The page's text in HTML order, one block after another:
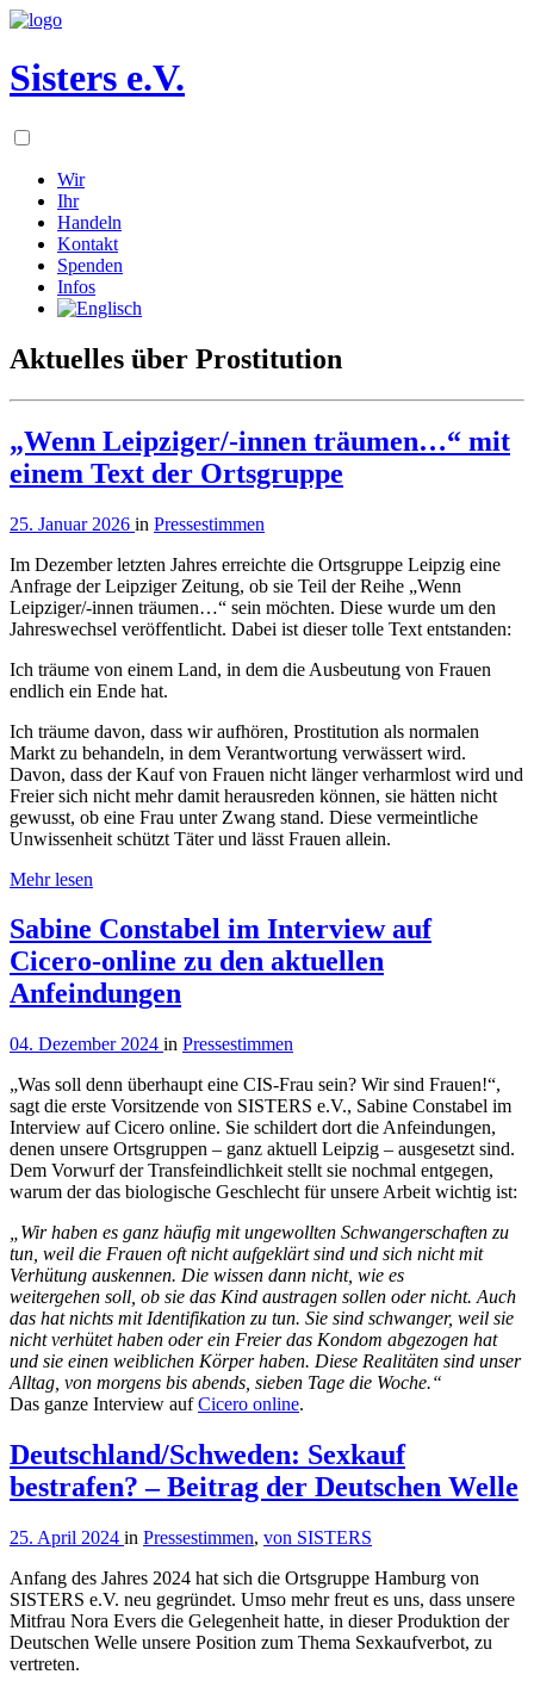
Sisters e.V.
Wir
Ihr
Handeln
Kontakt
Spenden
Infos
Aktuelles über Prostitution
„Wenn Leipziger/-innen träumen…“ mit
einem Text der Ortsgruppe
25. Januar 2026 in Pressestimmen
Im Dezember letzten Jahres erreichte die Ortsgruppe Leipzig eine
Anfrage der Leipziger Zeitung, ob sie Teil der Reihe „Wenn
Leipziger/-innen träumen…“ sein möchten. Diese wurde um den
Jahreswechsel veröffentlicht. Dabei ist dieser tolle Text entstanden:
Ich träume von einem Land, in dem die Ausbeutung von Frauen
endlich ein Ende hat.
Ich träume davon, dass wir aufhören, Prostitution als normalen
Markt zu behandeln, in dem Verantwortung verwässert wird.
Davon, dass der Kauf von Frauen nicht länger verharmlost wird und
Freier sich nicht mehr damit herausreden können, sie hätten nicht
gewusst, ob eine Frau unter Zwang stand. Diese vermeintliche
Unwissenheit schützt Täter und lässt Frauen allein.
Mehr lesen
Sabine Constabel im Interview auf
Cicero-online zu den aktuellen
Anfeindungen
04. Dezember 2024 in Pressestimmen
„Was soll denn überhaupt eine CIS-Frau sein? Wir sind Frauen!“,
sagt die erste Vorsitzende von SISTERS e.V., Sabine Constabel im
Interview auf Cicero online. Sie schildert dort die Anfeindungen,
denen unsere Ortsgruppen – ganz aktuell Leipzig – ausgesetzt sind.
Dem Vorwurf der Transfeindlichkeit stellt sie nochmal entgegen,
warum der das biologische Geschlecht für unsere Arbeit wichtig ist:
„Wir haben es ganz häufig mit ungewollten Schwangerschaften zu
tun, weil die Frauen oft nicht aufgeklärt sind und sich nicht mit
Verhütung auskennen. Die wissen dann nicht, wie es
weitergehen soll, ob sie das Kind austragen sollen oder nicht. Auch
das hat nichts mit Identifikation zu tun. Sie sind schwanger, weil sie
nicht verhütet haben oder ein Freier das Kondom abgezogen hat
und sie einen weiblichen Körper haben. Diese Realitäten sind unser
Alltag, von morgens bis abends, sieben Tage die Woche.“
Das ganze Interview aufCicero online.
Deutschland/Schweden: Sexkauf
bestrafen? – Beitrag der Deutschen Welle
25. April 2024 in Pressestimmen, von SISTERS
Anfang des Jahres 2024 hat sich die Ortsgruppe Hamburg von
SISTERS e.V. neu gegründet. Umso mehr freut es uns, dass unsere
Mitfrau Nora Evers die Gelegenheit hatte, in dieser Produktion der
Deutschen Welle unsere Position zum Thema Sexkaufverbot, zu
vertreten.